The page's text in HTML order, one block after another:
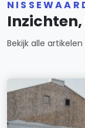
Bekijk alle artikelen